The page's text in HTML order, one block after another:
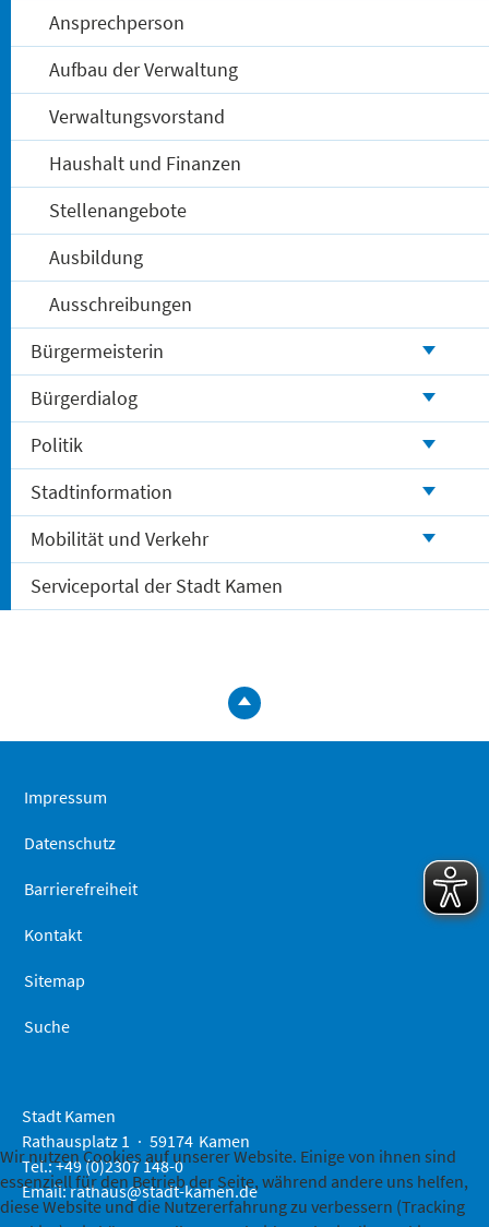
Ansprechperson
Aufbau der Verwaltung
Verwaltungsvorstand
Haushalt und Finanzen
Stellenangebote
Ausbildung
Ausschreibungen
Bürgermeisterin
Bürgerdialog
Politik
Stadtinformation
Mobilität und Verkehr
Serviceportal der Stadt Kamen
zum
Impressum
Datenschutz
Barrierefreiheit
Kontakt
Sitemap
Suche
Stadt Kamen
Rathausplatz 1
59174 Kamen
Tel.: +49 (0)2307 148-0
Email:rathaus@stadt-kamen.de
Wir nutzen Cookies auf unserer Website. Einige von ihnen sind
essenziell für den Betrieb der Seite, während andere uns helfen,
diese Website und die Nutzererfahrung zu verbessern (Tracking